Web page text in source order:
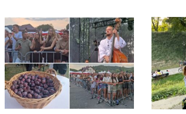
spółki NIK